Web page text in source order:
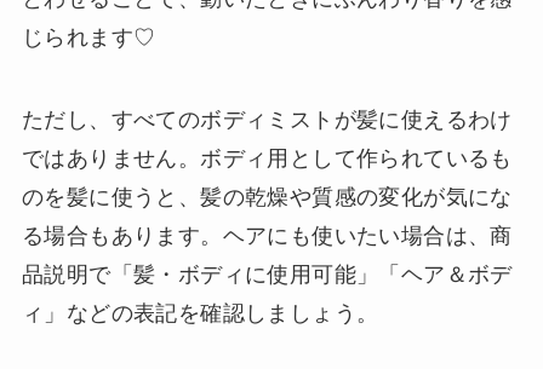
じられます♡
ただし、すべてのボディミストが髪に使えるわけ
ではありません。ボディ用として作られているも
のを髪に使うと、髪の乾燥や質感の変化が気にな
る場合もあります。ヘアにも使いたい場合は、商
品説明で「髪・ボディに使用可能」「ヘア＆ボデ
ィ」などの表記を確認しましょう。